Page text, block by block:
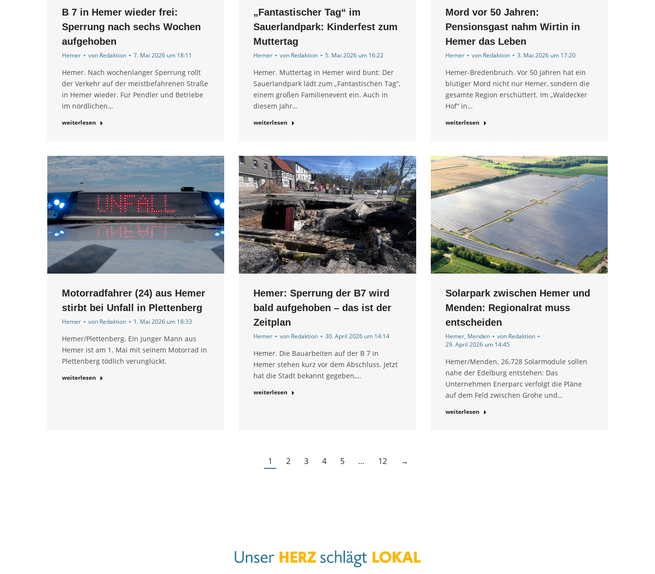
B 7 in Hemer wieder frei:
Sperrung nach sechs Wochen
aufgehoben
Hemer von Redaktion 7. Mai 2026 um 18:11
Hemer. Nach wochenlanger Sperrung rollt
der Verkehr auf der meistbefahrenen Straße
in Hemer wieder. Für Pendler und Betriebe
im nördlichen…
weiterlesen
„Fantastischer Tag“ im
Sauerlandpark: Kinderfest zum
Muttertag
Hemer von Redaktion 5. Mai 2026 um 16:22
Hemer. Muttertag in Hemer wird bunt: Der
Sauerlandpark lädt zum „Fantastischen Tag“,
einem großen Familienevent ein. Auch in
diesem Jahr…
weiterlesen
Mord vor 50 Jahren:
Pensionsgast nahm Wirtin in
Hemer das Leben
Hemer von Redaktion 3. Mai 2026 um 17:20
Hemer-Bredenbruch. Vor 50 Jahren hat ein
blutiger Mord nicht nur Hemer, sondern die
gesamte Region erschüttert. Im „Waldecker
Hof“ in…
weiterlesen
Motorradfahrer (24) aus Hemer
stirbt bei Unfall in Plettenberg
Hemer von Redaktion 1. Mai 2026 um 18:33
Hemer/Plettenberg. Ein junger Mann aus
Hemer ist am 1. Mai mit seinem Motorrad in
Plettenberg tödlich verunglückt.
weiterlesen
Hemer: Sperrung der B7 wird
bald aufgehoben – das ist der
Zeitplan
Hemer von Redaktion 30. April 2026 um 14:14
Hemer. Die Bauarbeiten auf der B 7 in
Hemer stehen kurz vor dem Abschluss. Jetzt
hat die Stadt bekannt gegeben,…
weiterlesen
Solarpark zwischen Hemer und
Menden: Regionalrat muss
entscheiden
Hemer, Menden von Redaktion
29. April 2026 um 14:45
Hemer/Menden. 26.728 Solarmodule sollen
nahe der Edelburg entstehen: Das
Unternehmen Enerparc verfolgt die Pläne
auf dem Feld zwischen Grohe und…
weiterlesen
1 2 3 4 5 … 12 →